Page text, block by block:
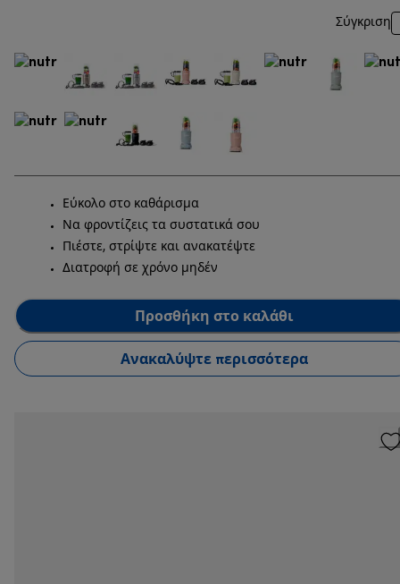
Σύγκριση
Εύκολο στο καθάρισμα
Να φροντίζεις τα συστατικά σου
Πιέστε, στρίψτε και ανακατέψτε
Διατροφή σε χρόνο μηδέν
Προσθήκη στο καλάθι
Ανακαλύψτε περισσότερα